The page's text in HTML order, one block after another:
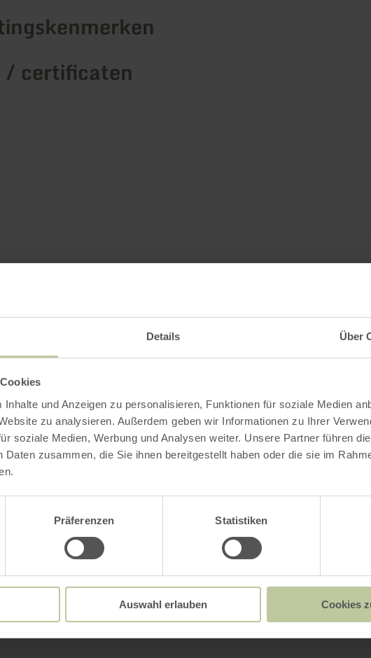
Details Über
und Anzeigen zu personalisieren, Funktionen für soziale Medien
zu analysieren. Außerdem geben wir Informationen zu Ihrer
soziale Medien, Werbung und Analysen weiter. Unsere Partner führen
Daten zusammen, die Sie ihnen bereitgestellt haben oder die sie im
Präferenzen Statistiken
Auswahl erlauben Cookies
/ certificaten